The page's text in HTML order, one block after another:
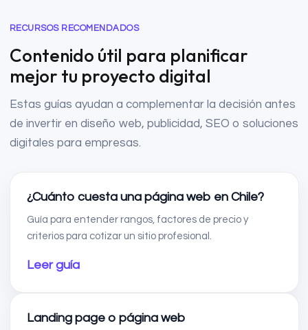
RECURSOS RECOMENDADOS
Contenido útil para planificar
mejor tu proyecto digital
Estas guías ayudan a complementar la decisión antes
de invertir en diseño web, publicidad, SEO o soluciones
digitales para empresas.
¿Cuánto cuesta una página web en Chile?
Guía para entender rangos, factores de precio y
criterios para cotizar un sitio profesional.
Leer guía
Landing page o página web